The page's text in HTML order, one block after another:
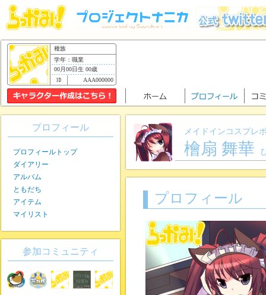
種族
学年：職業
00月00日生 00歳
AAA000000
メイドインコスプレ
檜扇 舞華
プロフィール
プロフィール
プロフィールトップ
ダイアリー
アルバム
ともだち
アイテム
マイリスト
参加コミュニティ